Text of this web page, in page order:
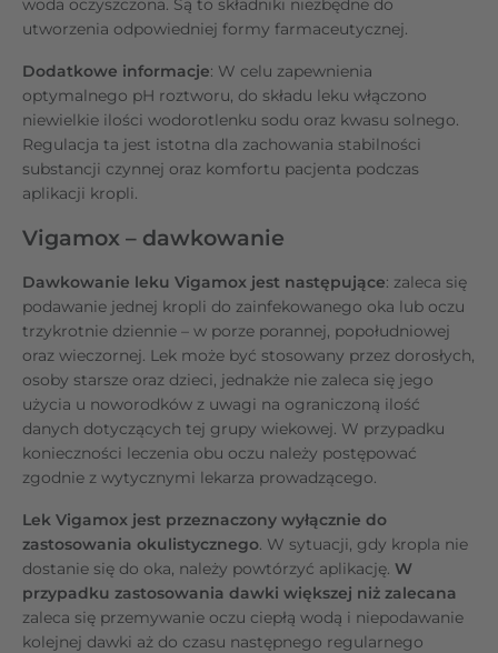
woda oczyszczona. Są to składniki niezbędne do
utworzenia odpowiedniej formy farmaceutycznej.
Dodatkowe informacje: W celu zapewnienia
optymalnego pH roztworu, do składu leku włączono
niewielkie ilości wodorotlenku sodu oraz kwasu solnego.
Regulacja ta jest istotna dla zachowania stabilności
substancji czynnej oraz komfortu pacjenta podczas
aplikacji kropli.
Vigamox – dawkowanie
Dawkowanie leku Vigamox jest następujące: zaleca się
podawanie jednej kropli do zainfekowanego oka lub oczu
trzykrotnie dziennie – w porze porannej, popołudniowej
oraz wieczornej. Lek może być stosowany przez dorosłych,
osoby starsze oraz dzieci, jednakże nie zaleca się jego
użycia u noworodków z uwagi na ograniczoną ilość
danych dotyczących tej grupy wiekowej. W przypadku
konieczności leczenia obu oczu należy postępować
zgodnie z wytycznymi lekarza prowadzącego.
Lek Vigamox jest przeznaczony wyłącznie do
zastosowania okulistycznego. W sytuacji, gdy kropla nie
dostanie się do oka, należy powtórzyć aplikację. W
przypadku zastosowania dawki większej niż zalecana
zaleca się przemywanie oczu ciepłą wodą i niepodawanie
kolejnej dawki aż do czasu następnego regularnego